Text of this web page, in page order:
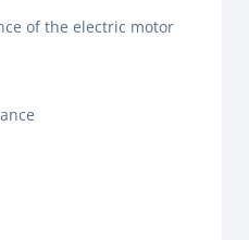
of the electric motor